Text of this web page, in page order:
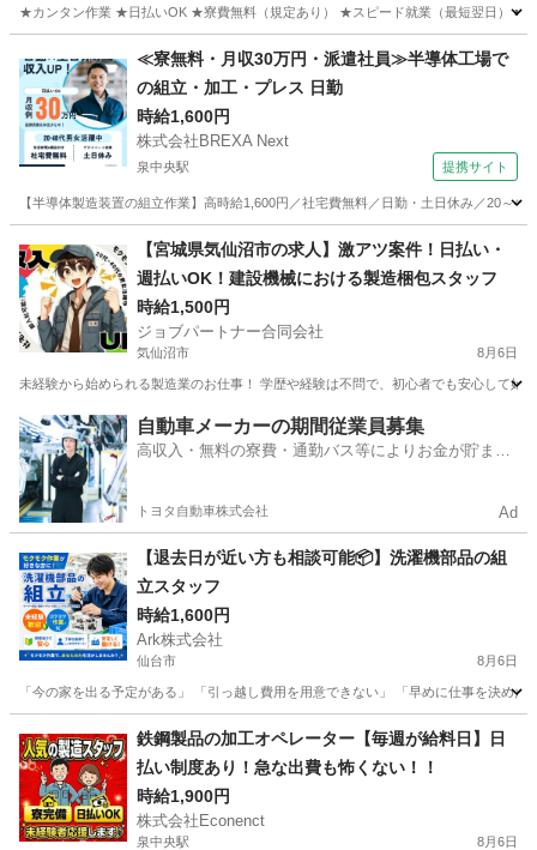
★カンタン作業 ★日払いOK ★寮費無料（規定あり） ★スピード就業（最短翌日） ■
石巻駅 仕分け 雑草
≪寮無料・月収30万円・派遣社員≫半導体工場で
の組立・加工・プレス 日勤
時給1,600円
株式会社BREXA Next
泉中央駅 提携サイト
【半導体製造装置の組立作業】高時給1,600円／社宅費無料／日勤・土日休み／20
その他
【宮城県気仙沼市の求人】激アツ案件！日払い・
週払いOK！建設機械における製造梱包スタッフ
時給1,500円
ジョブパートナー合同会社
気仙沼市 8月6日
未経験から始められる製造業のお仕事！ 学歴や経験は不問で、初心者でも安心して
宮城 気仙沼市 工場 スタッフ
自動車メーカーの期間従業員募集
高収入・無料の寮費・通勤バス等によりお金が貯まり
トヨタ自動車株式会社 Ad
【退去日が近い方も相談可能📦】洗濯機部品の組
立スタッフ
時給1,600円
Ark株式会社
仙台市 8月6日
「今の家を出る予定がある」 「引っ越し費用を用意できない」 「早めに仕事を決め
工場 スタッフ
鉄鋼製品の加工オペレーター【毎週が給料日】日
払い制度あり！急な出費も怖くない！！
時給1,900円
株式会社Econenct
泉中央駅 8月6日